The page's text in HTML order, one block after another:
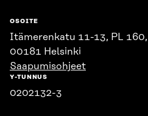
OSOITE
Itämerenkatu 11-13, PL 160,
00181 Helsinki
Saapumisohjeet
Y-TUNNUS
0202132-3